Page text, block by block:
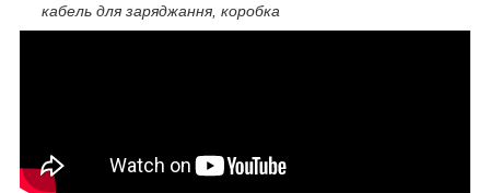
кабель для заряджання, коробка